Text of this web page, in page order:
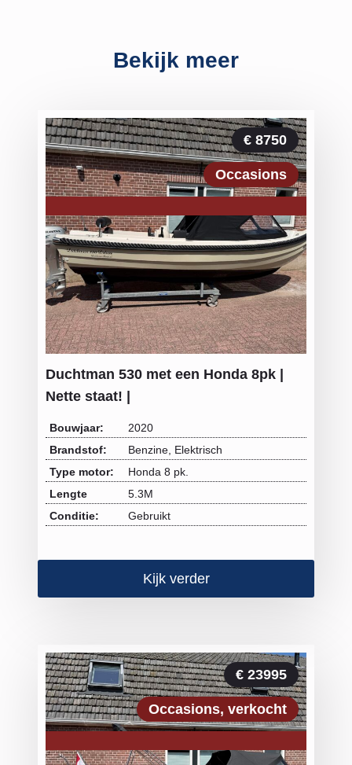
Bekijk meer
€ 8750
Occasions
Duchtman 530 met een Honda 8pk |
Nette staat! |
Bouwjaar:
2020
Brandstof:
Benzine, Elektrisch
Type motor:
Honda 8 pk.
Lengte
5.3M
Conditie:
Gebruikt
Kijk verder
€ 23995
Occasions verkocht